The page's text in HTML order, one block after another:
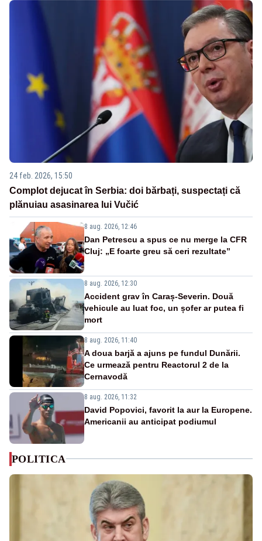
24 feb. 2026, 15:50
Complot dejucat în Serbia: doi bărbați, suspectați că
plănuiau asasinarea lui Vučić
8 aug. 2026, 12:46
Dan Petrescu a spus ce nu merge la CFR
Cluj: „E foarte greu să ceri rezultate”
8 aug. 2026, 12:30
Accident grav în Caraș-Severin. Două
vehicule au luat foc, un șofer ar putea fi
mort
8 aug. 2026, 11:40
A doua barjă a ajuns pe fundul Dunării.
Ce urmează pentru Reactorul 2 de la
Cernavodă
8 aug. 2026, 11:32
David Popovici, favorit la aur la Europene.
Americanii au anticipat podiumul
POLITICA